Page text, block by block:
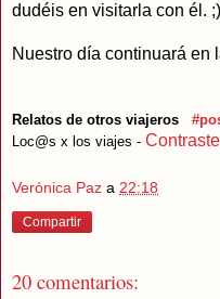
dudéis en visitarla con él. ;)
Nuestro día continuará en
Relatos de otros viajeros
Loc@s x los viajes -
Verónica Paz a 22:18
Compartir
20 comentarios: